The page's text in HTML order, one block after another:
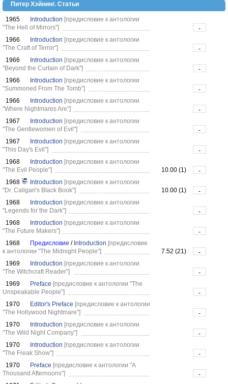
Питер Хэйнинг. Статьи
1965 Introduction [предисловие к антологии
"The Hell of Mirrors"]
-
1966
Introduction [предисловие к антологии
"The Craft of Terror"]
-
1966
Introduction [предисловие к антологии
"Beyond the Curtain of Dark"]
-
1966
Introduction [предисловие к антологии
"Summoned From The Tomb"]
-
1966
Introduction [предисловие к антологии
"Where Nightmares Are"]
-
1967
Introduction [предисловие к антологии
"The Gentlewomen of Evil"]
-
1967
Introduction [предисловие к антологии
"This Day's Evil"]
-
1968
Introduction [предисловие к антологии
"The Evil People"]
10.00 (1)
-
1968
Introduction [предисловие к антологии
"Dr. Caligari's Black Book"]
10.00 (1)
-
1968
Introduction [предисловие к антологии
"Legends for the Dark"]
-
1968
Introduction [предисловие к антологии
"The Future Makers"]
-
1968
Предисловие / Introduction [предисловие
к антологии "The Midnight People"]
7.52 (21)
-
1969
Introduction [предисловие к антологии
"The Witchcraft Reader"]
-
1969
Preface [предисловие к антологии "The
Unspeakable People"]
-
1970
Editor's Preface [предисловие к антологии
"The Hollywood Nightmare"]
-
1970
Introduction [предисловие к антологии
"The Wild Night Company"]
-
1970
Introduction [предисловие к антологии
"The Freak Show"]
-
1970
Preface [предисловие к антологии "A
Thousand Afternoons"]
-